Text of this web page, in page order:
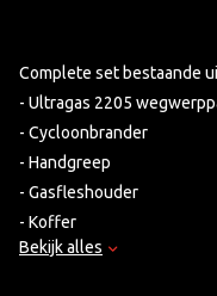
Complete set bestaande
- Ultragas 2205
- Cycloonbrander
- Handgreep
- Gasfleshouder
- Koffer
Bekijk alles